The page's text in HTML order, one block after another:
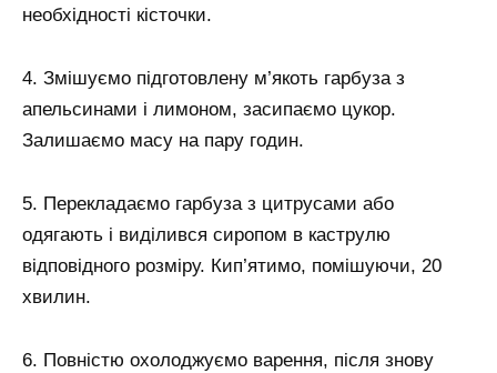
необхідності кісточки.
4. Змішуємо підготовлену м’якоть гарбуза з
апельсинами і лимоном, засипаємо цукор.
Залишаємо масу на пару годин.
5. Перекладаємо гарбуза з цитрусами або
одягають і виділився сиропом в каструлю
відповідного розміру. Кип’ятимо, помішуючи, 20
хвилин.
6. Повністю охолоджуємо варення, після знову